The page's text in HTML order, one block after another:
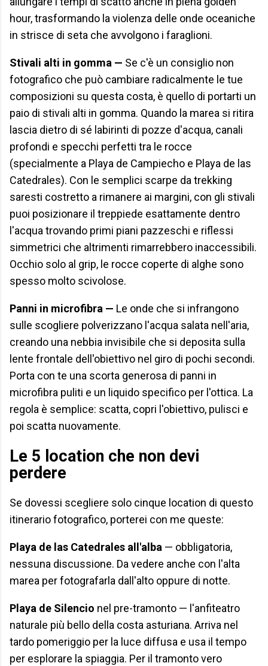
hour, trasformando la violenza delle onde oceaniche
in strisce di seta che avvolgono i faraglioni.
Stivali alti in gomma — Se c'è un consiglio non
fotografico che può cambiare radicalmente le tue
composizioni su questa costa, è quello di portarti un
paio di stivali alti in gomma. Quando la marea si ritira
lascia dietro di sé labirinti di pozze d'acqua, canali
profondi e specchi perfetti tra le rocce
(specialmente a Playa de Campiecho e Playa de las
Catedrales). Con le semplici scarpe da trekking
saresti costretto a rimanere ai margini, con gli stivali
puoi posizionare il treppiede esattamente dentro
l'acqua trovando primi piani pazzeschi e riflessi
simmetrici che altrimenti rimarrebbero inaccessibili.
Occhio solo al grip, le rocce coperte di alghe sono
spesso molto scivolose.
Panni in microfibra — Le onde che si infrangono
sulle scogliere polverizzano l'acqua salata nell'aria,
creando una nebbia invisibile che si deposita sulla
lente frontale dell'obiettivo nel giro di pochi secondi.
Porta con te una scorta generosa di panni in
microfibra puliti e un liquido specifico per l'ottica. La
regola è semplice: scatta, copri l'obiettivo, pulisci e
poi scatta nuovamente.
Le 5 location che non devi
perdere
Se dovessi scegliere solo cinque location di questo
itinerario fotografico, porterei con me queste:
Playa de las Catedrales all'alba — obbligatoria,
nessuna discussione. Da vedere anche con l'alta
marea per fotografarla dall'alto oppure di notte.
Playa de Silencio nel pre-tramonto — l'anfiteatro
naturale più bello della costa asturiana. Arriva nel
tardo pomeriggio per la luce diffusa e usa il tempo
per esplorare la spiaggia. Per il tramonto vero